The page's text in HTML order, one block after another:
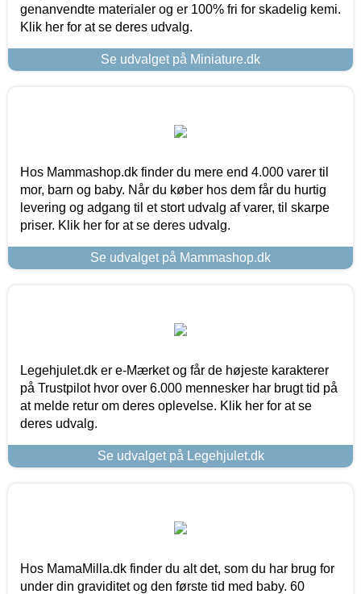
genanvendte materialer og er 100% fri for skadelig kemi.
Klik her for at se deres udvalg.
Se udvalget på Miniature.dk
Hos Mammashop.dk finder du mere end 4.000 varer til
mor, barn og baby. Når du køber hos dem får du hurtig
levering og adgang til et stort udvalg af varer, til skarpe
priser. Klik her for at se deres udvalg.
Se udvalget på Mammashop.dk
Legehjulet.dk er e-Mærket og får de højeste karakterer
på Trustpilot hvor over 6.000 mennesker har brugt tid på
at melde retur om deres oplevelse. Klik her for at se
deres udvalg.
Se udvalget på Legehjulet.dk
Hos MamaMilla.dk finder du alt det, som du har brug for
under din graviditet og den første tid med baby. 60